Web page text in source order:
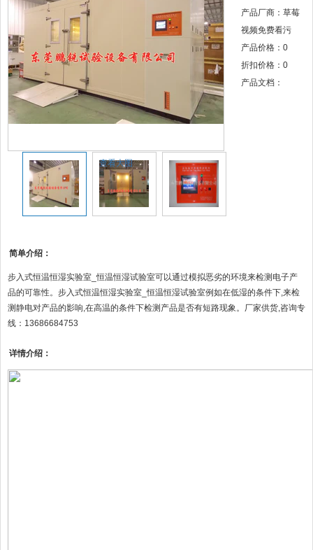
查看大图
产品厂商：草莓
视频免费看污
产品价格： 0
折扣价格： 0
产品文档：
简单介绍：
步入式恒温恒湿实验室_恒温恒湿试验室可以通过模拟恶劣的环境来检测电子产
品的可靠性。步入式恒温恒湿实验室_恒温恒湿试验室例如在低湿的条件下,来检
测静电对产品的影响,在高温的条件下检测产品是否有短路现象。厂家供货,咨询专
线：13686684753
详情介绍：